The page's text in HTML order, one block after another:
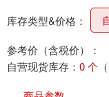
库存类型&价格：
参考价（含税价）：
自营现货库存： 0 个